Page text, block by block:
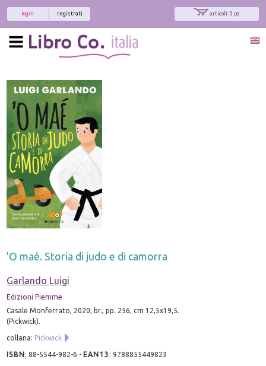
articoli: 0 pz.
registrati
login
'O maé. Storia di judo e di camorra
Garlando Luigi
Edizioni Piemme
Casale Monferrato, 2020; br., pp. 256, cm 12,5x19,5.
(Pickwick).
collana: Pickwick
ISBN:88-5544-982-6 - EAN13 :9788855449823